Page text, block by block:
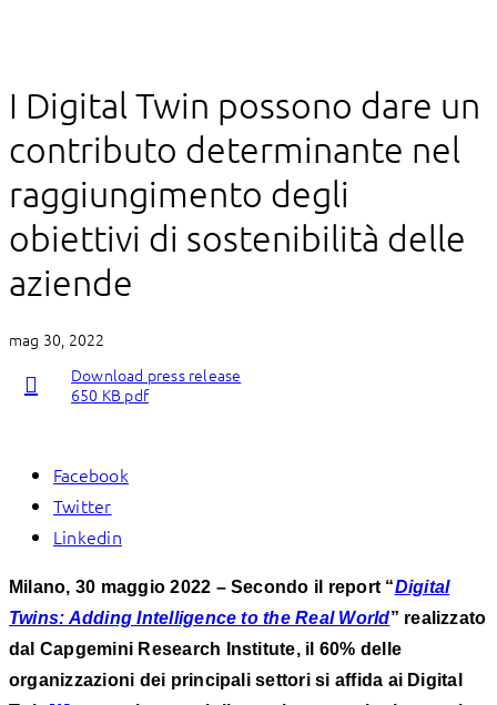
I Digital Twin possono dare un
contributo determinante nel
raggiungimento degli
obiettivi di sostenibilità delle
aziende
mag 30, 2022
Download press release
650 KB pdf
Facebook
Twitter
Linkedin
Milano, 30 maggio 2022 – Secondo il report “Digital
Twins: Adding Intelligence to the Real World” realizzato
dal Capgemini Research Institute, il 60% delle
organizzazioni dei principali settori si affida ai Digital